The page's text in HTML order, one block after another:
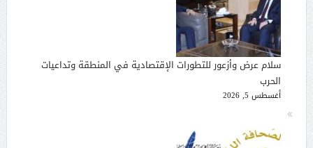
سلام عرض وأزعور للتطورات الإقتصادية في المنطقة وتداعيات
الحرب
أغسطس 5, 2026